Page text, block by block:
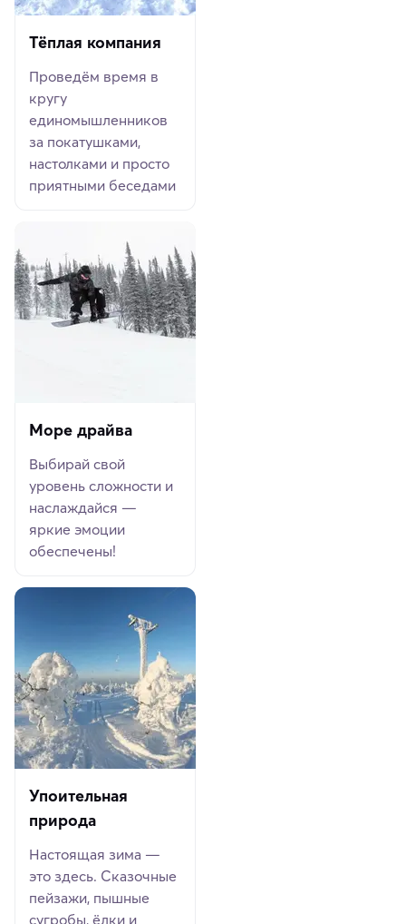
Тёплая компания
Проведём время в
кругу
единомышленников
за покатушками,
настолками и просто
приятными беседами
Море драйва
Выбирай свой
уровень сложности и
наслаждайся —
яркие эмоции
обеспечены!
Упоительная
природа
Настоящая зима —
это здесь. Сказочные
пейзажи, пышные
сугробы, ёлки и